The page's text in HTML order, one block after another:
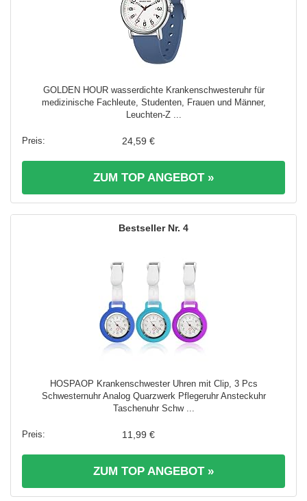
GOLDEN HOUR wasserdichte Krankenschwesteruhr für
medizinische Fachleute, Studenten, Frauen und Männer,
Leuchten-Z ...
24,59 €
ZUM TOP ANGEBOT »
4
HOSPAOP Krankenschwester Uhren mit Clip, 3 Pcs
Schwesternuhr Analog Quarzwerk Pflegeruhr Ansteckuhr
Taschenuhr Schw ...
11,99 €
ZUM TOP ANGEBOT »